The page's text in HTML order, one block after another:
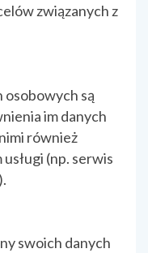
związanych z
osobowych są
im danych
również
(np. serwis
swoich danych